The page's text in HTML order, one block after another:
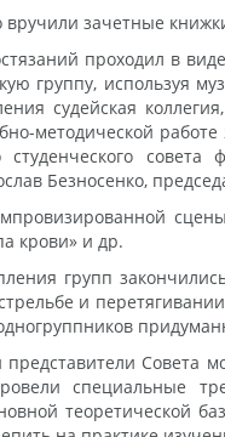
зачетные
проходил в
группу, используя
судейская
методической
студенческого
Безносенко,
крови» и др.
групп
и
специальные
теоретической